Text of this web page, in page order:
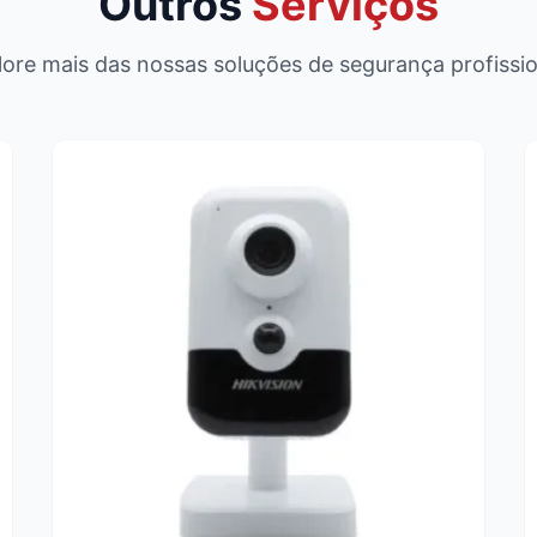
mais das nossas soluções de segurança